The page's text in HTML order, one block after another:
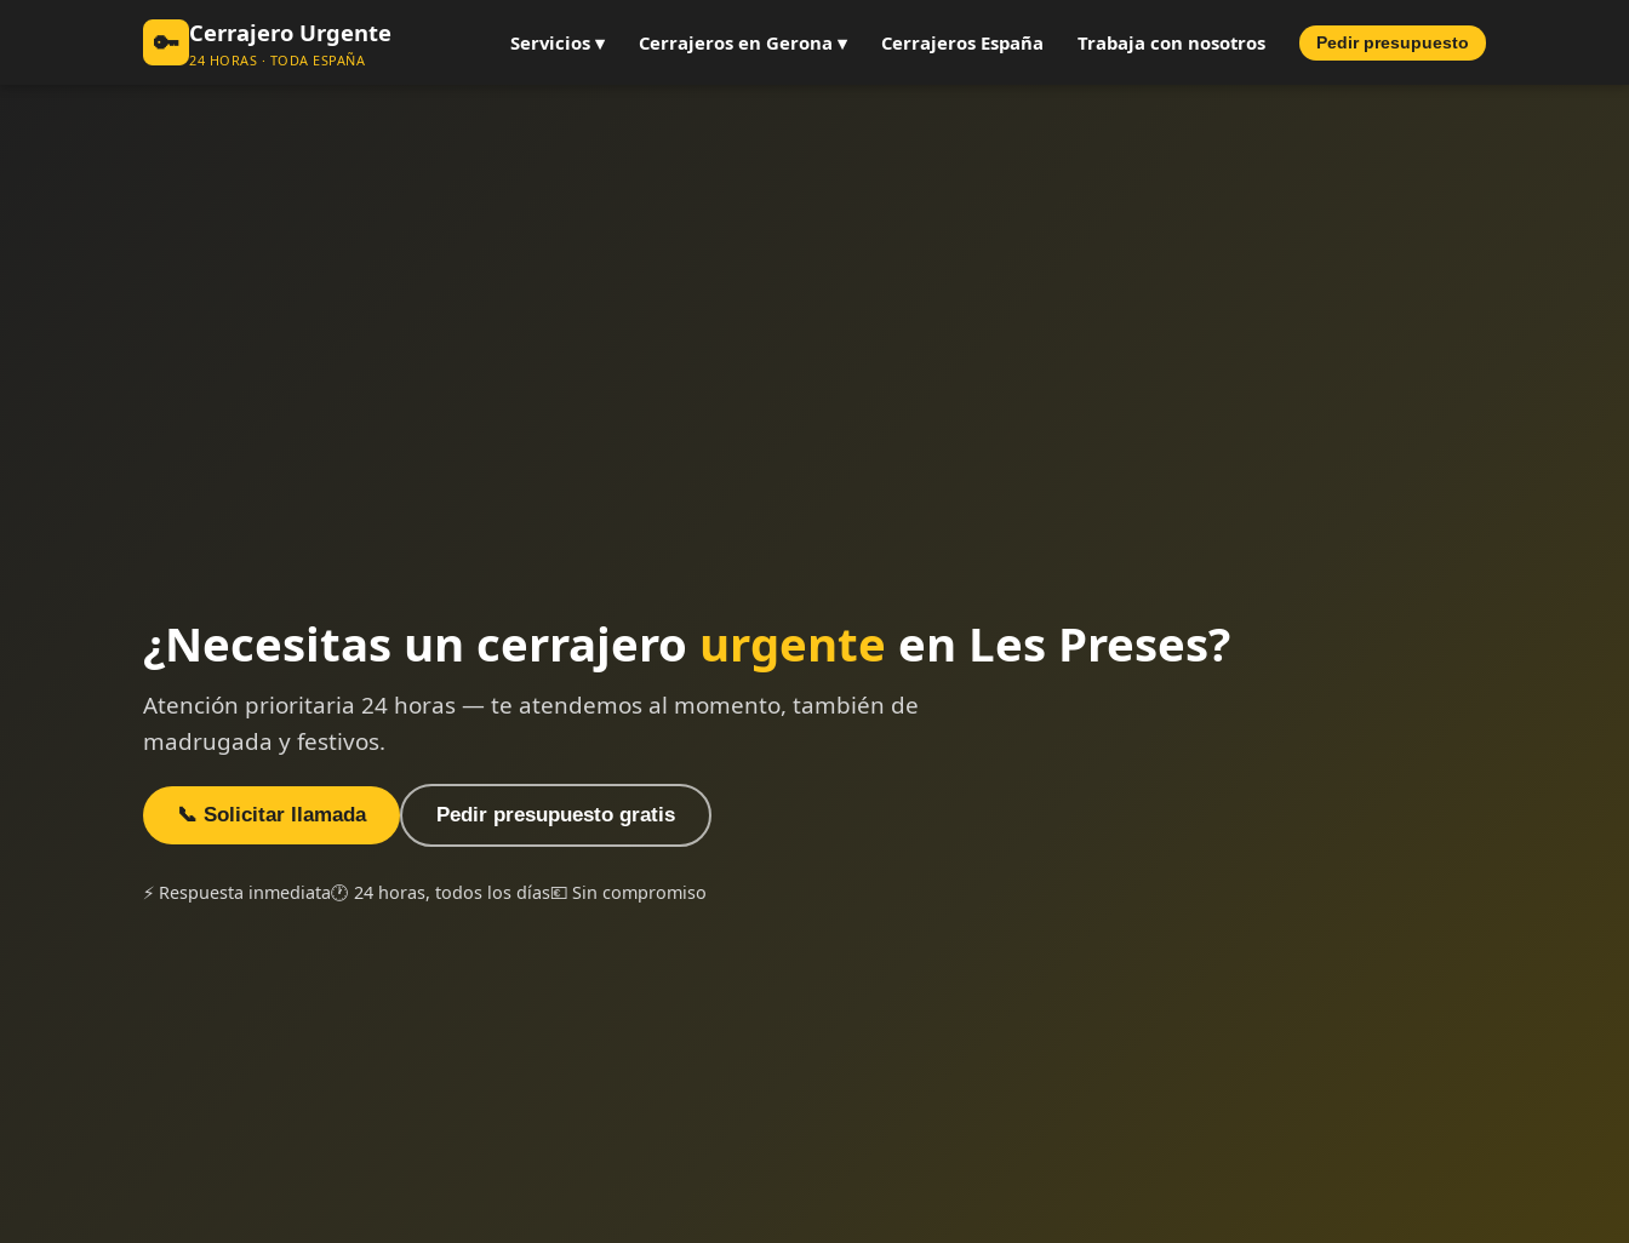
🔑 Cerrajero Urgente
24 HORAS · TODA ESPAÑA
Servicios ▾ Cerrajeros en Gerona ▾ Cerrajeros España Trabaja con nosotros Pedir presupuesto
¿Necesitas un cerrajero urgente en Les Preses?
Atención prioritaria 24 horas — te atendemos al momento, también de
madrugada y festivos.
📞 Solicitar llamada Pedir presupuesto gratis
⚡ Respuesta inmediata🕐 24 horas, todos los días💶 Sin compromiso